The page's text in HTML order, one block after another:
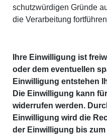
schutzwürdigen Gründe
die Verarbeitung
Ihre Einwilligung ist
oder dem eventuellen
Einwilligung entstehen
Die Einwilligung kann
widerrufen werden.
Einwilligung wird die
der Einwilligung bis